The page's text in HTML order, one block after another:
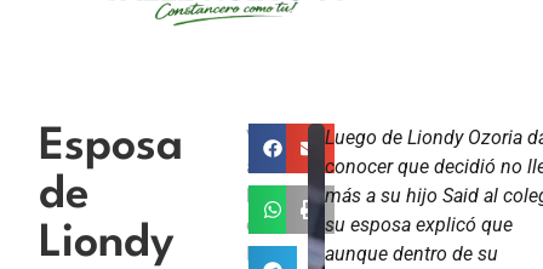
Esposa
de
Liondy
V
a
e
Luego de Liondy Ozoria
conocer que decidió no
más a su hijo Said al
su esposa explicó que
aunque dentro de su